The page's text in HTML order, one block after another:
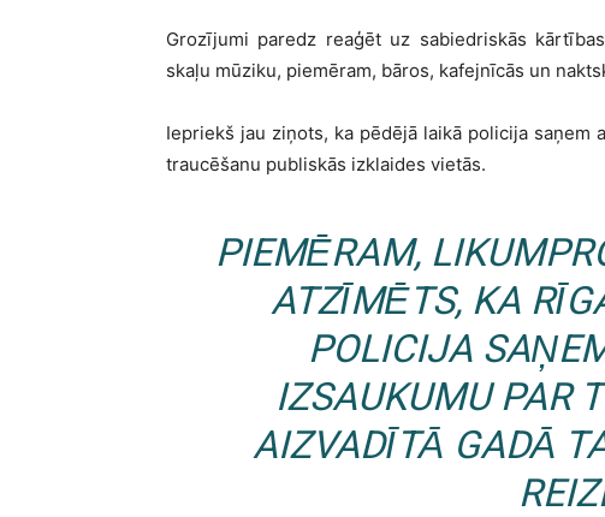
Grozījumi paredz reaģēt uz sabiedriskās
skaļu mūziku, piemēram, bāros, kafejnīcās un
Iepriekš jau ziņots, ka pēdējā laikā policija
traucēšanu publiskās izklaides vietās.
PIEMĒRAM,
ATZĪMĒTS, KA
POLICIJA
IZSAUKUMU PAR
AIZVADĪTĀ GADĀ